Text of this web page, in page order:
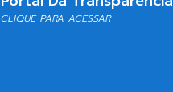
CLIQUE PARA ACESSAR